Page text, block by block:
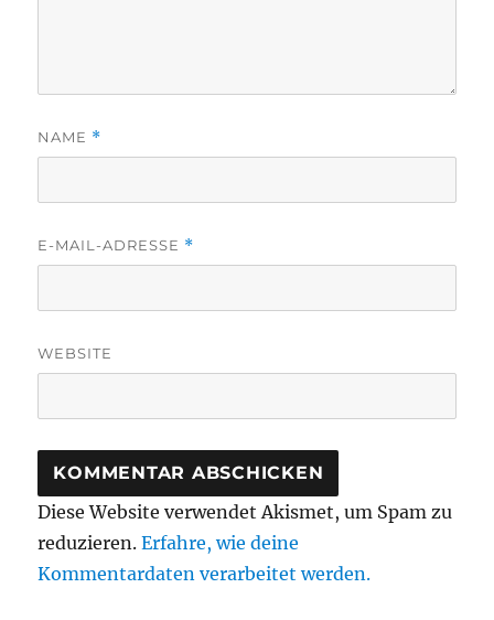
NAME *
E-MAIL-ADRESSE *
WEBSITE
Diese Website verwendet Akismet, um Spam zu
reduzieren.Erfahre, wie deine
Kommentardaten verarbeitet werden.